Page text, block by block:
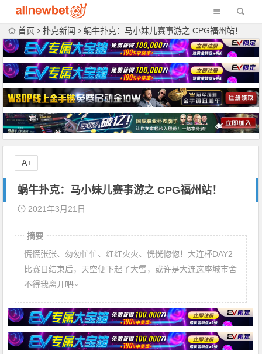
首页 扑克新闻 蜗牛扑克：马小妹儿赛事游之 CPG福州站！
蜗牛扑克：马小妹儿赛事游之 CPG福州站！
2021年3月21日
摘要
慌慌张张、匆匆忙忙、红红火火、恍恍惚惚！大连杯DAY2
比赛日结束后，天空便下起了大雪，或许是大连这座城市舍
不得我离开吧~
A+